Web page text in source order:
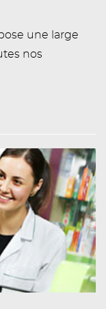
une large
nos